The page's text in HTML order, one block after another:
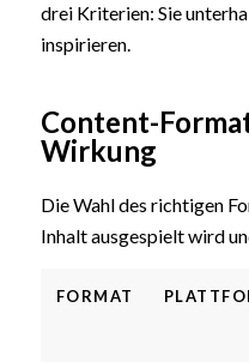
drei Kriterien: Sie
inspirieren.
Content-
Wirkung
Die Wahl des richtigen
Inhalt ausgespielt wird
FORMAT